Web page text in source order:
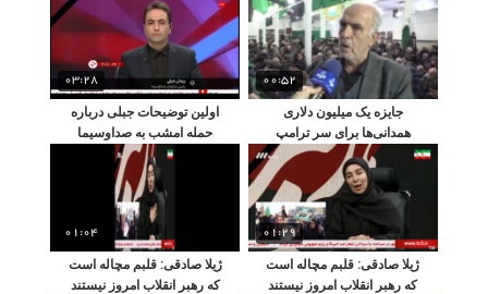
00:52
جایزه یک میلیون دلاری
همدانی‌ها برای سر ترامپ
03:28
اولین توضیحات جبلی درباره
حمله امشب به صداوسیما
01:29
ژیلا صادقی: قلبم مچاله است
که رهبر انقلاب امروز نیستند
01:04
ژیلا صادقی: قلبم مچاله است
که رهبر انقلاب امروز نیستند